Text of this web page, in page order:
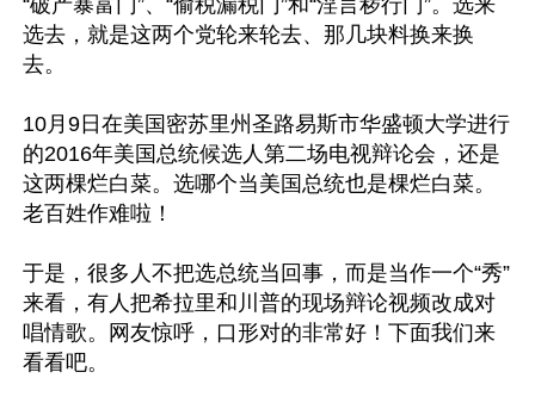
“破产暴富门”、“偷税漏税门”和“淫言秽行门”。选来
选去，就是这两个党轮来轮去、那几块料换来换
去。
10月9日在美国密苏里州圣路易斯市华盛顿大学进行
的2016年美国总统候选人第二场电视辩论会，还是
这两棵烂白菜。选哪个当美国总统也是棵烂白菜。
老百姓作难啦！
于是，很多人不把选总统当回事，而是当作一个“秀”
来看，有人把希拉里和川普的现场辩论视频改成对
唱情歌。网友惊呼，口形对的非常好！下面我们来